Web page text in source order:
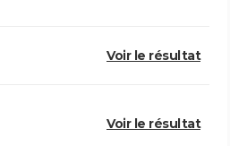
Voir le résultat
Voir le résultat